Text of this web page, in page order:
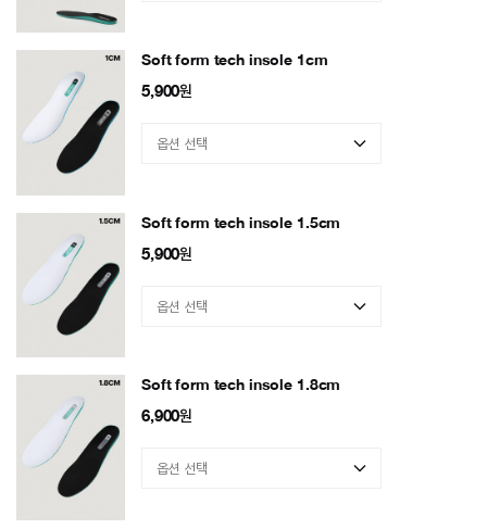
Soft form tech insole 1cm
5,900원
Soft form tech insole 1.5cm
5,900원
Soft form tech insole 1.8cm
6,900원